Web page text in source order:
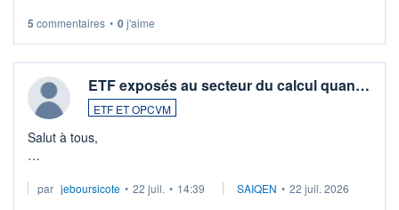
5 commentaires • 0j'aime
ETF exposés au secteur du calcul quan…
ETF ET OPCVM
Salut à tous,
via un ETF plutôt que des actions individuelles.
par jeboursicote • 22 juil. • 14:39 SAIQEN • 22 juil. 2026